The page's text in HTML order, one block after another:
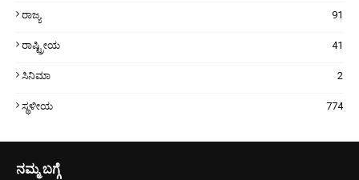
ರಾಜ್ಯ 91
ರಾಷ್ಟ್ರೀಯ 41
ಸಿನಿಮಾ 2
ಸ್ಥಳೀಯ 774
ನಮ್ಮ ಬಗ್ಗೆ